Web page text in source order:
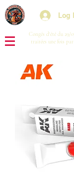
Log
Congés d'été du 29/
traitées une fois